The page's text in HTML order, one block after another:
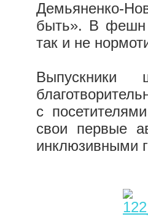
Демьяненко-
быть». В фешн
так и не
Выпускники
с
свои первые
инклюзивными